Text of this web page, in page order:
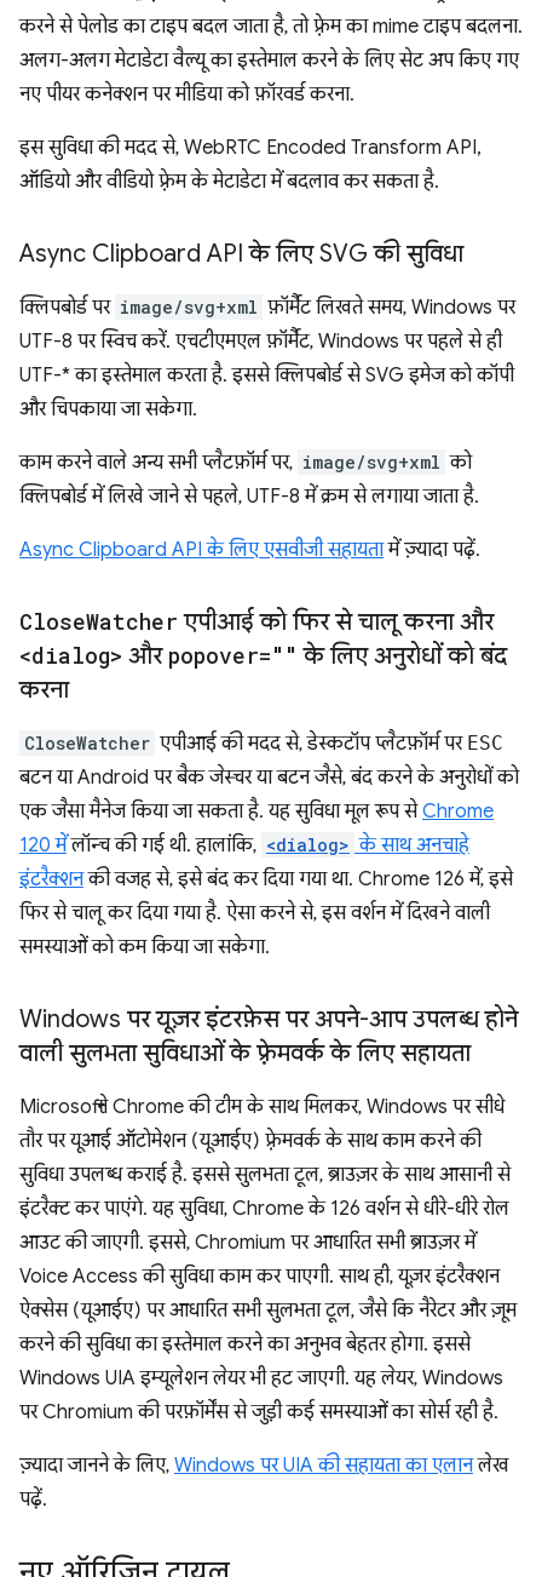
करने से पेलोड का टाइप बदल जाता है, तो फ़्रेम का mime टाइप बदलना.
अलग-अलग मेटाडेटा वैल्यू का इस्तेमाल करने के लिए सेट अप किए गए
नए पीयर कनेक्शन पर मीडिया को फ़ॉरवर्ड करना.
इस सुविधा की मदद से, WebRTC Encoded Transform API,
ऑडियो और वीडियो फ़्रेम के मेटाडेटा में बदलाव कर सकता है.
Async Clipboard API के लिए SVG की सुविधा
क्लिपबोर्ड पर image/svg+xml फ़ॉर्मैट लिखते समय, Windows पर
UTF-8 पर स्विच करें. एचटीएमएल फ़ॉर्मैट, Windows पर पहले से ही
UTF-* का इस्तेमाल करता है. इससे क्लिपबोर्ड से SVG इमेज को कॉपी
और चिपकाया जा सकेगा.
काम करने वाले अन्य सभी प्लैटफ़ॉर्म पर, image/svg+xml को
क्लिपबोर्ड में लिखे जाने से पहले, UTF-8 में क्रम से लगाया जाता है.
Async Clipboard API के लिए एसवीजी सहायतामें ज़्यादा पढ़ें.
CloseWatcher एपीआई को फिर से चालू करना और
<dialog> और popover="" के लिए अनुरोधों को बंद
करना
CloseWatcher एपीआई की मदद से, डेस्कटॉप प्लैटफ़ॉर्म पर ESC
बटन या Android पर बैक जेस्चर या बटन जैसे, बंद करने के अनुरोधों को
एक जैसा मैनेज किया जा सकता है. यह सुविधा मूल रूप सेChrome
120 मेंलॉन्च की गई थी. हालांकि, <dialog> के साथ अनचाहे
इंटरैक्शनकी वजह से, इसे बंद कर दिया गया था. Chrome 126 में, इसे
फिर से चालू कर दिया गया है. ऐसा करने से, इस वर्शन में दिखने वाली
समस्याओं को कम किया जा सकेगा.
Windows पर यूज़र इंटरफ़ेस पर अपने-आप उपलब्ध होने
वाली सुलभता सुविधाओं के फ़्रेमवर्क के लिए सहायता
Microsoft ने Chrome की टीम के साथ मिलकर, Windows पर सीधे
तौर पर यूआई ऑटोमेशन (यूआईए) फ़्रेमवर्क के साथ काम करने की
सुविधा उपलब्ध कराई है. इससे सुलभता टूल, ब्राउज़र के साथ आसानी से
इंटरैक्ट कर पाएंगे. यह सुविधा, Chrome के 126 वर्शन से धीरे-धीरे रोल
आउट की जाएगी. इससे, Chromium पर आधारित सभी ब्राउज़र में
Voice Access की सुविधा काम कर पाएगी. साथ ही, यूज़र इंटरैक्शन
ऐक्सेस (यूआईए) पर आधारित सभी सुलभता टूल, जैसे कि नैरेटर और ज़ूम
करने की सुविधा का इस्तेमाल करने का अनुभव बेहतर होगा. इससे
Windows UIA इम्यूलेशन लेयर भी हट जाएगी. यह लेयर, Windows
पर Chromium की परफ़ॉर्मेंस से जुड़ी कई समस्याओं का सोर्स रही है.
ज़्यादा जानने के लिए, Windows पर UIA की सहायता का एलानलेख
पढ़ें.